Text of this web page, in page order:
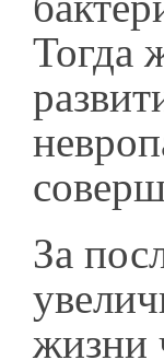
Тогда
За
жизни